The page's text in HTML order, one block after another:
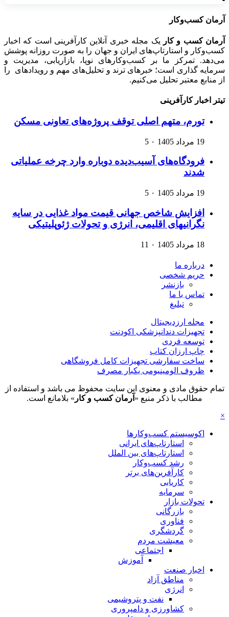
آرمان کسب‌وکار
آرمان کسب و کار
یک مجله خبری آنلاین کارآفرینی است که اخبار
کسب‌وکار و استارتاپ‌های ایران و جهان را به صورت روزانه پوشش
می‌دهد. تمرکز ما بر کسب‌وکارهای نوپا، بازاریابی، مدیریت و
سرمایه گذاری است؛ خبرهای ترند و تحلیل‌های مهم و رویدادهای را
از منابع معتبر تحلیل می‌کنیم.
تیتر اخبار کارآفرینی
تورم، متهم اصلی توقف پروژه‌های تعاونی مسکن
19 مرداد 1405 ۰ 5
فرودگاه‌های آسیب‌دیده دوباره وارد چرخه عملیاتی
شدند
19 مرداد 1405 ۰ 5
افزایش شاخص جهانی قیمت مواد غذایی در سایه
نگرانیهای اقلیمی، انرژی و تحولات ژئوپلیتیکی
18 مرداد 1405 ۰ 11
درباره ما
حریم شخصی
بازنشر
تماس با ما
تبلیغ
مجله ارزدیجیتال
تجهیزات دندانپزشکی اکودنت
توسعه فردی
چاپ ارزان کتاب
ساخت سفارشی تجهیزات کامل فروشگاهی
ظروف الومینیومی یکبار مصرف
تمام حقوق مادی و معنوی این سایت محفوظ می باشد و استفاده از
مطالب با ذکر منبع « آرمان کسب و کار » بلامانع است.
×
اکوسیستم کسب‌وکارها
استارتاپ‌های ایرانی
استارتاپ‌های بین الملل
رشد کسب‌وکار
کارآفرین‌های برتر
کاریابی
سرمایه
تحولات بازار
بازرگانی
فناوری
گردشگری
معیشت مردم
اجتماعی
آموزش
اخبار صنعت
مناطق آزاد
انرژی
نفت و پتروشیمی
کشاورزی و دامپروری